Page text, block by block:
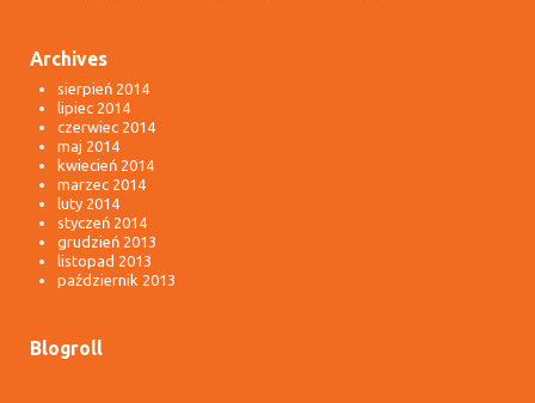
Archives
sierpień 2014
lipiec 2014
czerwiec 2014
maj 2014
kwiecień 2014
marzec 2014
luty 2014
styczeń 2014
grudzień 2013
listopad 2013
październik 2013
Blogroll